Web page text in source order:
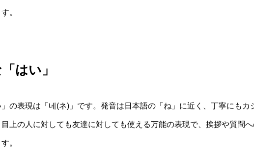
。
はい」
の表現は「네(ネ)」です。発音は日本語の「ね」に近く、丁寧にもカ
上の人に対しても友達に対しても使える万能の表現で、挨拶や質問
。